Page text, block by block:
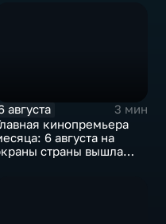
августа
3 мин
кинопремьера
6 августа на
страны вышла